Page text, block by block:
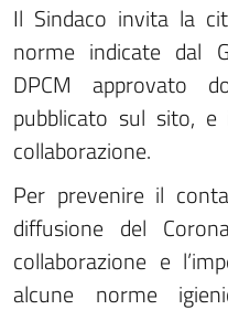
Il Sindaco invita la
norme indicate dal
DPCM approvato
pubblicato sul sito,
collaborazione.
Per prevenire il
diffusione del
collaborazione e
alcune norme